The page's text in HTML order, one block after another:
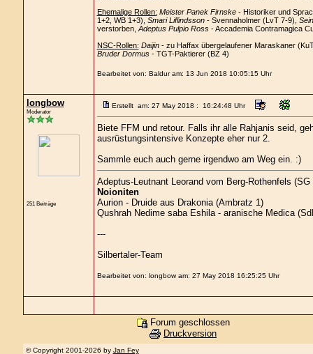
Ehemalige Rollen: Meister Panek Firnske- Historiker und
1+2, WB 1+3), Smari Liflindsson- Svennaholmer (LvT 7-9),
verstorben, Adeptus Pulpio Ross- Accademia Contramagica
NSC-Rollen: Daijin- zu Haffax übergelaufener Maraskaner
Bruder Dormus- TGT-Paktierer (BZ 4)
Bearbeitet von: Baldur am: 13 Jun 2018 10:05:15 Uhr
longbow
Moderator
251 Beiträge
Erstellt am: 27 May 2018 : 16:24:48 Uhr
Biete FFM und retour. Falls ihr alle Rahjanis seid,
ausrüstungsintensive Konzepte eher nur 2.
Sammle euch auch gerne irgendwo am Weg ein. :)
Adeptus-Leutnant Leorand vom Berg-Rothenfels
Noioniten
Aurion - Druide aus Drakonia (Ambratz 1)
Qushrah Nedime saba Eshila - aranische Medica
---
Silbertaler-Team
Bearbeitet von: longbow am: 27 May 2018 16:25:25 Uhr
Forum geschlossen
Druckversion
© Copyright 2001-2026 by Jan Fey